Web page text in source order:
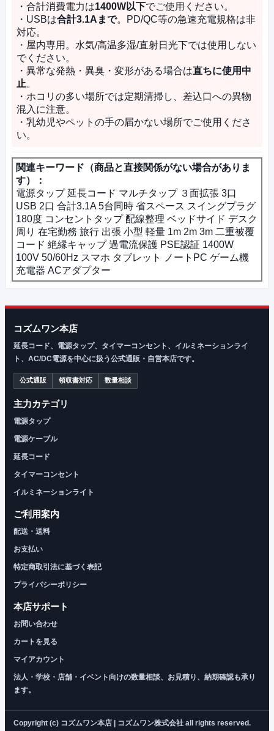
・合計消費電力は1400W以下でご使用ください。
・USBは合計3.1Aまで。PD/QC等の急速充電規格は非
対応。
・屋内専用。水気/高温多湿/直射日光下では使用しない
でください。
・異常な発熱・異臭・変形がある場合は直ちに使用中
止。
・ホコリの多い場所では定期清掃し、差込口への異物
混入に注意。
・乳幼児やペットの手の届かない場所でご使用くださ
い。
関連キーワード（商品と直接関係がない場合がありま
す）：
電源タップ 延長コード マルチタップ ３面拡張 3口
USB 2口 合計3.1A 5台同時 省スペース スイングプラグ
180度 コンセントタップ 配線整理 ベッドサイド デスク
周り 在宅勤務 旅行 出張 小型 軽量 1m 2m 3m 二重被覆
コード 絶縁キャップ 過電流保護 PSE認証 1400W
100V 50/60Hz スマホ タブレット ノートPC ゲーム機
充電器 ACアダプター
コズムワン本店
延長コード、電源タップ、タイマーコンセント、イルミネーションライ
ト、AC/DC電源を中心に扱う公式通販・自営本店です。
公式通販 領収書対応 数量相談
主力カテゴリ
電源タップ
電源ケーブル
延長コード
タイマーコンセント
イルミネーションライト
ご利用案内
配送・送料
お支払い
特定商取引法に基づく表記
プライバシーポリシー
本店サポート
お問い合わせ
カートを見る
マイアカウント
法人・学校・店舗・イベント向けの数量相談、お見積り、納期確認も承り
ます。
Copyright (c) コズムワン本店 | コズムワン株式会社 all rights reserved.